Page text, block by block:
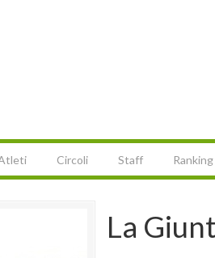
Circoli Staff Ranking
La